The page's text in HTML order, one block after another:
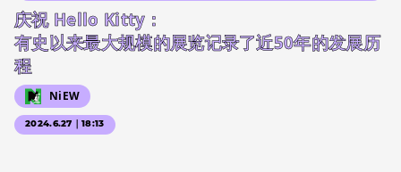
庆祝 Hello Kitty：
有史以来最大规模的展览记录了近50年的发展历
程
NiEW
2024.6.27｜18:13